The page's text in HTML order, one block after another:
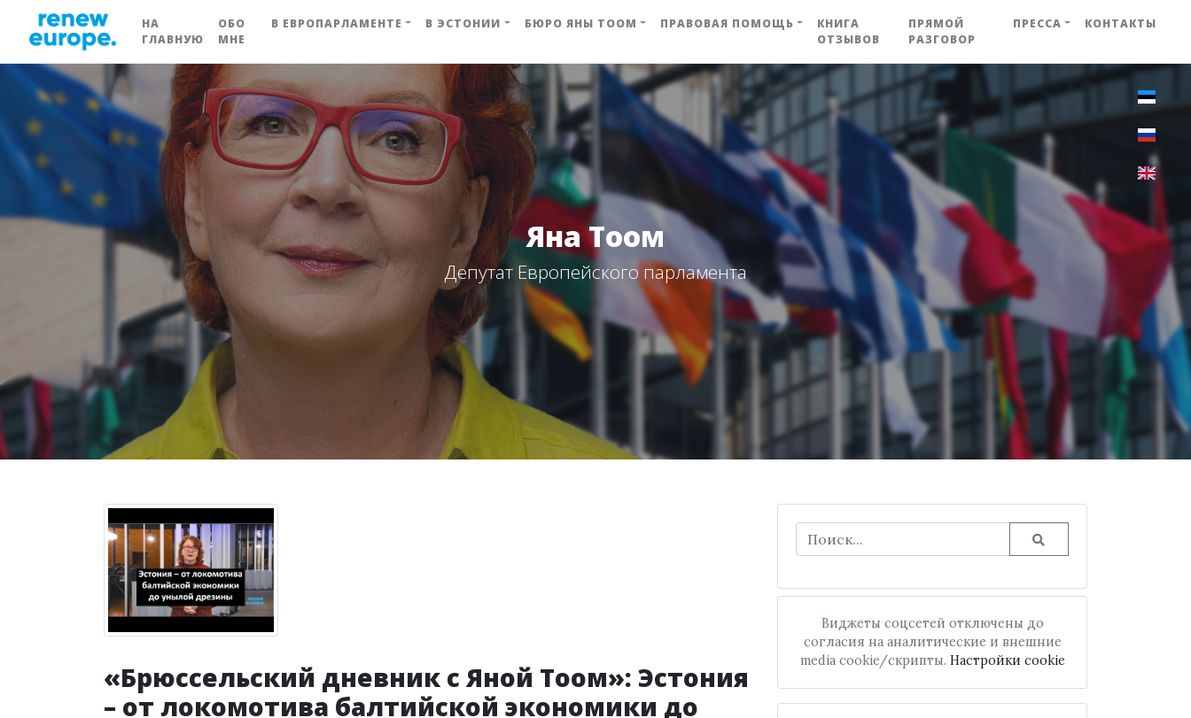
НА
ГЛАВНУЮ
ОБО
МНЕ
В ЕВРОПАРЛАМЕНТЕ В ЭСТОНИИ БЮРО ЯНЫ ТООМ ПРАВОВАЯ ПОМОЩЬ
КНИГА
ОТЗЫВОВ
ПРЯМОЙ
РАЗГОВОР
ПРЕССА КОНТАКТЫ
Яна Тоом
Депутат Европейского парламента
«Брюссельский дневник с Яной Тоом»: Эстония
– от локомотива балтийской экономики до
Виджеты соцсетей отключены до
согласия на аналитические и внешние
media cookie/скрипты. Настройки cookie